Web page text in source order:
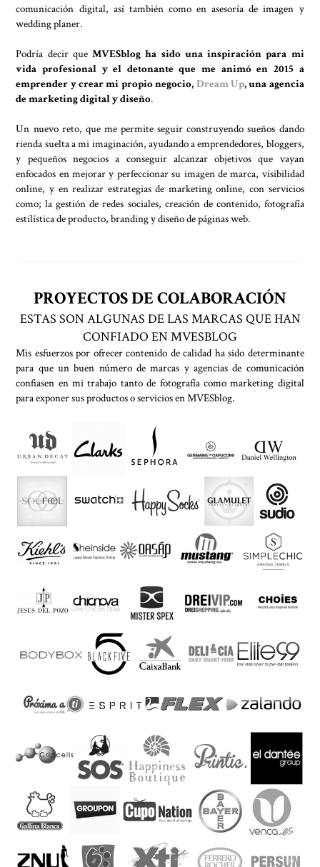
comunicación digital, así también como en asesoría de imagen y
wedding planer.
Podría decir queMVESblog ha sido una inspiración para mi
vida profesional y el detonante que me animó en 2015 a
emprender y crear mi propio negocio, Dream Up, una agencia
de marketing digital y diseño.
Un nuevo reto, que me permite seguir construyendo sueños dando
rienda suelta a mi imaginación, ayudando a emprendedores, bloggers,
y pequeños negocios a conseguir alcanzar objetivos que vayan
enfocados en mejorar y perfeccionar su imagen de marca, visibilidad
online, y en realizar estrategias de marketing online, con servicios
como; la gestión de redes sociales, creación de contenido, fotografía
estilística de producto, branding y diseño de páginas web.
PROYECTOS DE COLABORACIÓN
ESTAS SON ALGUNAS DE LAS MARCAS QUE HAN
CONFIADO EN MVESBLOG
Mis esfuerzos por ofrecer contenido de calidad ha sido determinante
para que un buen número de marcas y agencias de comunicación
confiasen en mi trabajo tanto de fotografía como marketing digital
para exponer sus productos o servicios en MVESblog.